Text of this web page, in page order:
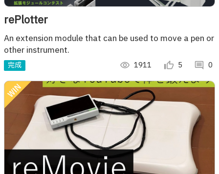
rePlotter
An extension module that can be used to move a pen or
other instrument.
完成 visibility 1911 thumb_up_alt 5 comment 0